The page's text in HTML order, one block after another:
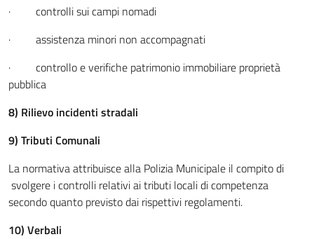
· controlli sui campi nomadi
· assistenza minori non accompagnati
· controllo e verifiche patrimonio immobiliare proprietà
pubblica
8) Rilievo incidenti stradali
9) Tributi Comunali
La normativa attribuisce alla Polizia Municipale il compito di
svolgere i controlli relativi ai tributi locali di competenza
secondo quanto previsto dai rispettivi regolamenti.
10) Verbali